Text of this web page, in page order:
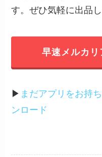
す。ぜひ気軽に出品
早速メルカリ
▶︎ まだアプリをお持
ンロード